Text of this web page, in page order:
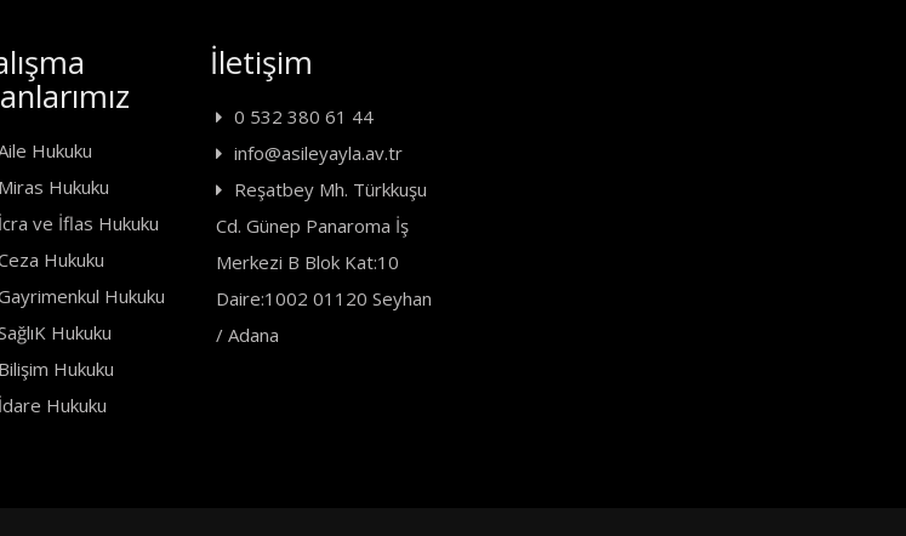
Hukuku
Miras Hukuku
İcra ve İflas Hukuku
Hukuku
Hukuku
Hukuku
Bilişim Hukuku
İdare Hukuku
İletişim
0 532 380 61 44
info@asileyayla.av.tr
Reşatbey Mh. Türkkuşu
Cd. Günep Panaroma İş
Merkezi B Blok Kat:10
Daire:1002 01120 Seyhan
/ Adana